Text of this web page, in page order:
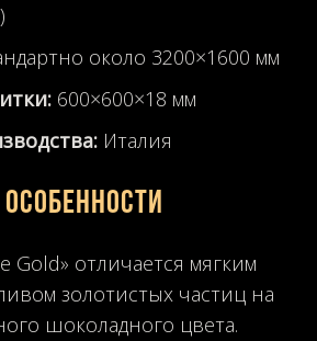
около 3200×1600 мм
600×600×18 мм
Италия
Gold» отличается мягким
золотистых частиц на
шоколадного цвета.